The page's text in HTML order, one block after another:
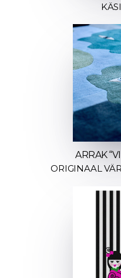
ARRAK
ORIGINAAL